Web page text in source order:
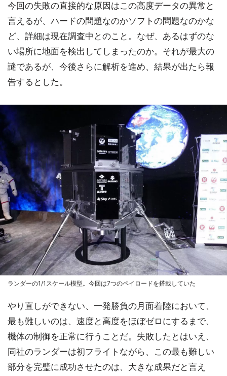
今回の失敗の直接的な原因はこの高度データの異常と
言えるが、ハードの問題なのかソフトの問題なのかな
ど、詳細は現在調査中とのこと。なぜ、あるはずのな
い場所に地面を検出してしまったのか。それが最大の
謎であるが、今後さらに解析を進め、結果が出たら報
告するとした。
ランダーの1/1スケール模型。今回は7つのペイロードを搭載していた
やり直しができない、一発勝負の月面着陸において、
最も難しいのは、速度と高度をほぼゼロにするまで、
機体の制御を正常に行うことだ。失敗したとはいえ、
同社のランダーは初フライトながら、この最も難しい
部分を完璧に成功させたのは、大きな成果だと言え